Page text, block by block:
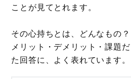
ことが見てとれます。
その心持ちとは、どんなもの
メリット・デメリット・課題
た回答に、よく表れています。